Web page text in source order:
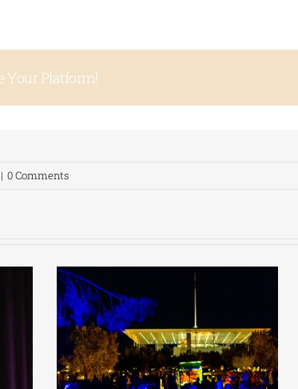
Your Platform!
| 0 Comments